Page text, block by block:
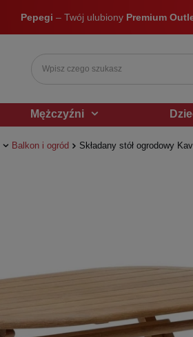
Pepegi – Twój ulubiony Premium
Mężczyźni
Balkon i ogród Składany stół ogrodowy